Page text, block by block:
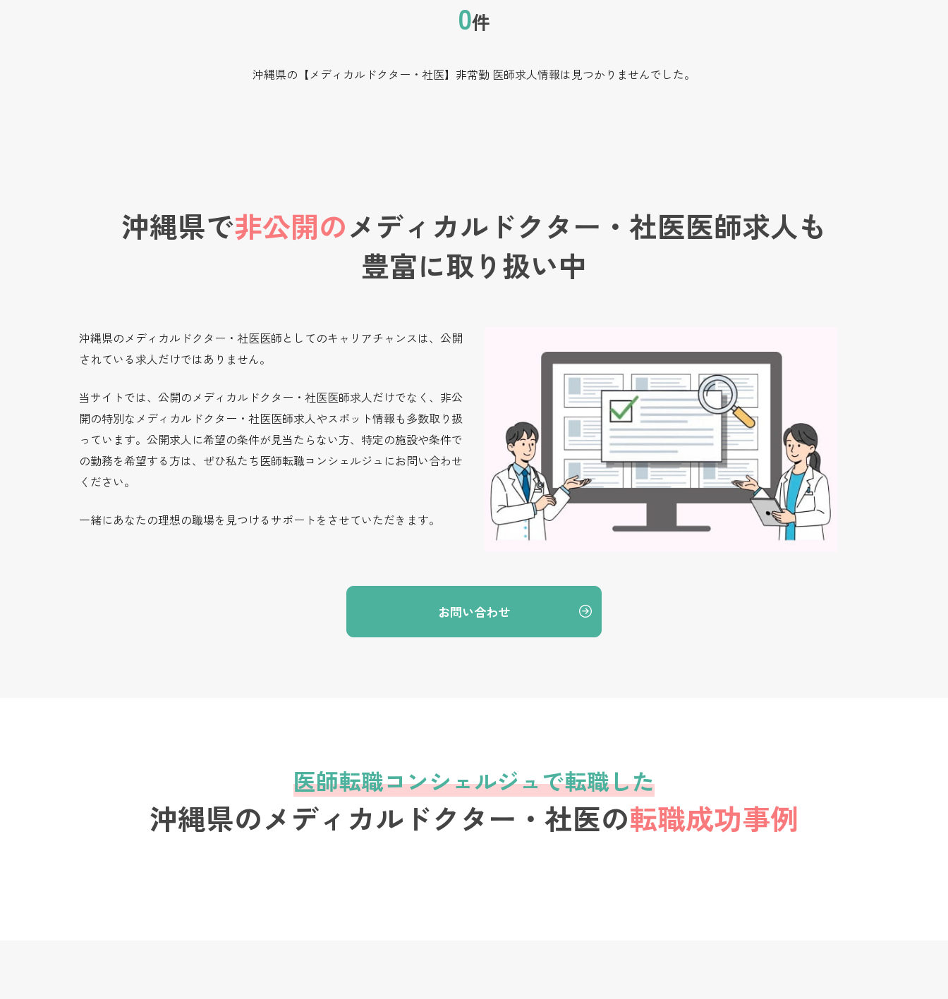
0件
沖縄県の【メディカルドクター・社医】非常勤 医師求人情報は見つかりませんでした。
沖縄県で非公開のメディカルドクター・社医医師求人も
豊富に取り扱い中
沖縄県のメディカルドクター・社医医師としてのキャリアチャンスは、公開
されている求人だけではありません。
当サイトでは、公開のメディカルドクター・社医医師求人だけでなく、非公
開の特別なメディカルドクター・社医医師求人やスポット情報も多数取り扱
っています。公開求人に希望の条件が見当たらない方、特定の施設や条件で
の勤務を希望する方は、ぜひ私たち医師転職コンシェルジュにお問い合わせ
ください。
一緒にあなたの理想の職場を見つけるサポートをさせていただきます。
お問い合わせ
医師転職コンシェルジュで転職した
沖縄県のメディカルドクター・社医の転職成功事例